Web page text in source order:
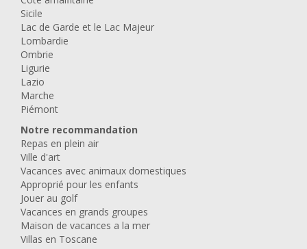
Sicile
Lac de Garde et le Lac Majeur
Lombardie
Ombrie
Ligurie
Lazio
Marche
Piémont
Notre recommandation
Repas en plein air
Ville d'art
Vacances avec animaux domestiques
Approprié pour les enfants
Jouer au golf
Vacances en grands groupes
Maison de vacances a la mer
Villas en Toscane